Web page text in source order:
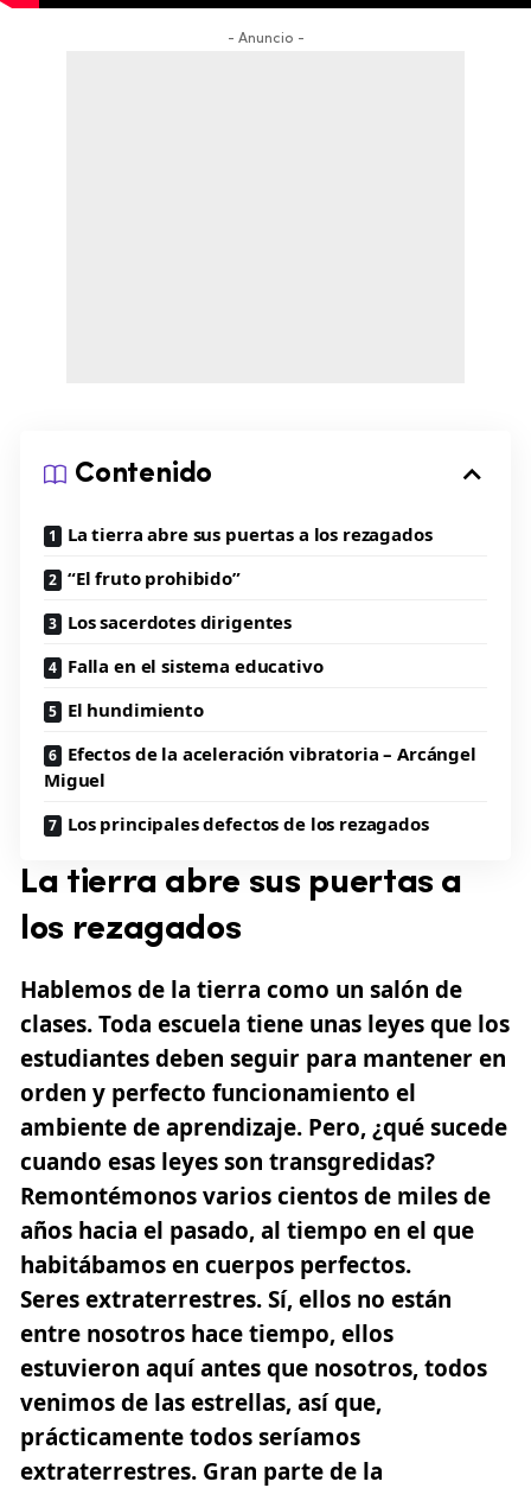
- Anuncio -
Contenido
La tierra abre sus puertas a los rezagados
“El fruto prohibido”
Los sacerdotes dirigentes
Falla en el sistema educativo
El hundimiento
Efectos de la aceleración vibratoria – Arcángel
Miguel
Los principales defectos de los rezagados
La tierra abre sus puertas a
los rezagados
Hablemos de la tierra como un salón de
clases. Toda escuela tiene unas leyes que los
estudiantes deben seguir para mantener en
orden y perfecto funcionamiento el
ambiente de aprendizaje. Pero, ¿qué sucede
cuando esas leyes son transgredidas?
Remontémonos varios cientos de miles de
años hacia el pasado, al tiempo en el que
habitábamos en cuerpos perfectos.
Seres extraterrestres. Sí, ellos no están
entre nosotros hace tiempo, ellos
estuvieron aquí antes que nosotros, todos
venimos de las estrellas, así que,
prácticamente todos seríamos
extraterrestres. Gran parte de la